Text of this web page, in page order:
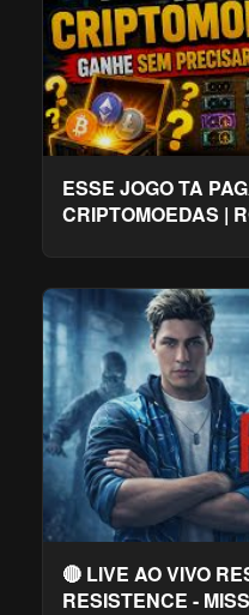
ESSE JOGO TA
CRIPTOMOEDAS |
🔴 LIVE AO VIVO RESIDENT EVIL
RESISTENCE - MISSÕES DIÁRIAS CURTA E